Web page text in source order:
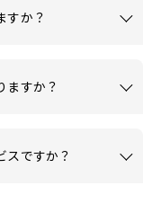
すか？
ますか？
スですか？